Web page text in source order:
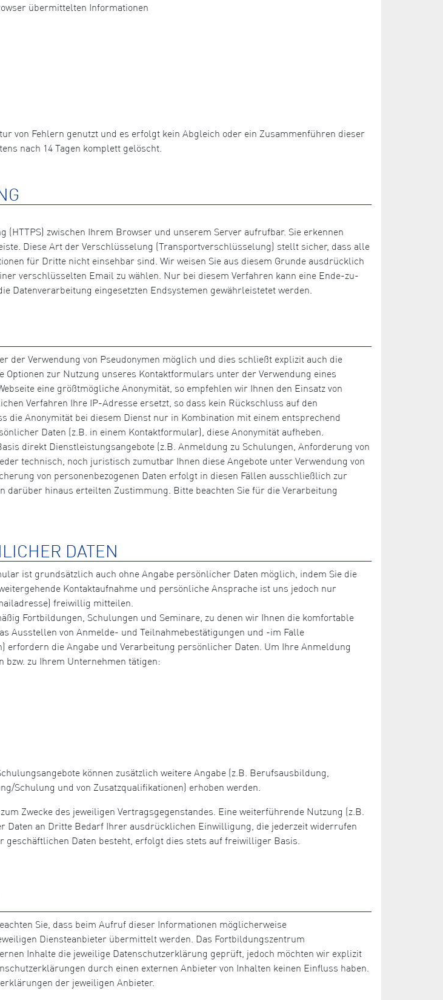
übermittelten Informationen
von Fehlern genutzt und es erfolgt kein Abgleich oder ein Zusammenführen dieser
nach 14 Tagen komplett gelöscht.
zwischen Ihrem Browser und unserem Server aufrufbar. Sie erkennen
Diese Art der Verschlüsselung (Transportverschlüsselung) stellt sicher, dass alle
für Dritte nicht einsehbar sind. Wir weisen Sie aus diesem Grunde ausdrücklich
verschlüsselten Email zu wählen. Nur bei diesem Verfahren kann eine Ende-zu-
Datenverarbeitung eingesetzten Endsystemen gewährleistetet werden.
Verwendung von Pseudonymen möglich und dies schließt explizit auch die
zur Nutzung unseres Kontaktformulars unter der Verwendung eines
eine größtmögliche Anonymität, so empfehlen wir Ihnen den Einsatz von
Verfahren Ihre IP-Adresse ersetzt, so dass kein Rückschluss auf den
Anonymität bei diesem Dienst nur in Kombination mit einem entsprechend
Daten (z.B. in einem Kontaktformular), diese Anonymität aufheben.
direkt Dienstleistungsangebote (z.B. Anmeldung zu Schulungen, Anforderung von
technisch, noch juristisch zumutbar Ihnen diese Angebote unter Verwendung von
von personenbezogenen Daten erfolgt in diesen Fällen ausschließlich zur
darüber hinaus erteilten Zustimmung. Bitte beachten Sie für die Verarbeitung
DATEN
ist grundsätzlich auch ohne Angabe persönlicher Daten möglich, indem Sie die
Kontaktaufnahme und persönliche Ansprache ist uns jedoch nur
freiwillig mitteilen.
Fortbildungen, Schulungen und Seminare, zu denen wir Ihnen die komfortable
Ausstellen von Anmelde- und Teilnahmebestätigungen und -im Falle
die Angabe und Verarbeitung persönlicher Daten. Um Ihre Anmeldung
bzw. zu Ihrem Unternehmen tätigen:
können zusätzlich weitere Angabe (z.B. Berufsausbildung,
Schulung und von Zusatzqualifikationen) erhoben werden.
Zwecke des jeweiligen Vertragsgegenstandes. Eine weiterführende Nutzung (z.B.
Daten an Dritte Bedarf Ihrer ausdrücklichen Einwilligung, die jederzeit widerrufen
Daten besteht, erfolgt dies stets auf freiwilliger Basis.
Sie, dass beim Aufruf dieser Informationen möglicherweise
Diensteanbieter übermittelt werden. Das Fortbildungszentrum
Inhalte die jeweilige Datenschutzerklärung geprüft, jedoch möchten wir explizit
durch einen externen Anbieter von Inhalten keinen Einfluss haben.
der jeweiligen Anbieter.